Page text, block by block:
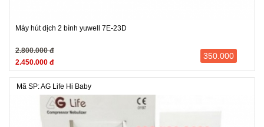
Máy hút dịch 2 bình yuwell 7E-23D
2.800.000 đ
2.450.000 đ
350.000
Mã SP: AG Life Hi Baby